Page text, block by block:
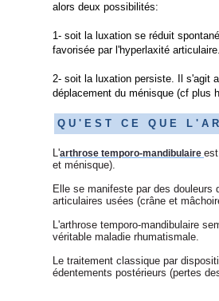
alors deux possibilités:
1- soit la luxation se réduit
favorisée par l'hyperlaxité articulaire.
2- soit la luxation persiste. Il s'agit
déplacement du ménisque (cf plus
Q U ' E S T C E Q U E L ' A R
L'arthrose temporo-mandibulaire
et ménisque).
Elle se manifeste par des
articulaires usées (crâne et
L'arthrose temporo-mandibulaire
véritable maladie rhumatismale.
Le traitement classique par
édentements postérieurs (pertes